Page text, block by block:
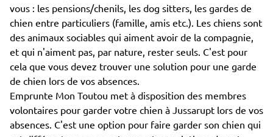
vous : les pensions/chenils, les dog sitters, les gardes de
chien entre particuliers (famille, amis etc.). Les chiens sont
des animaux sociables qui aiment avoir de la compagnie,
et qui n'aiment pas, par nature, rester seuls. C'est pour
cela que vous devez trouver une solution pour une garde
de chien lors de vos absences.
Emprunte Mon Toutou met à disposition des membres
volontaires pour garder votre chien à Jussarupt lors de vos
absences. C'est une option pour faire garder son chien qui